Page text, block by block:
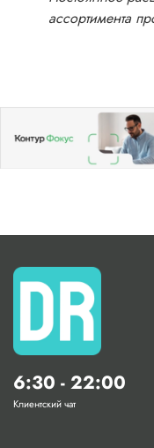
ассортимента
6:30 - 22:00
Клиентский чат